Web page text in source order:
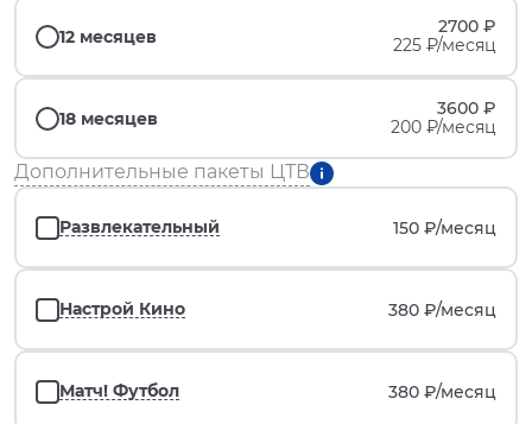
12 месяцев
2700 ₽
225 ₽/месяц
18 месяцев
3600 ₽
200 ₽/месяц
Дополнительные пакеты ЦТВ
Развлекательный 150 ₽/месяц
Настрой Кино 380 ₽/месяц
Матч! Футбол 380 ₽/месяц